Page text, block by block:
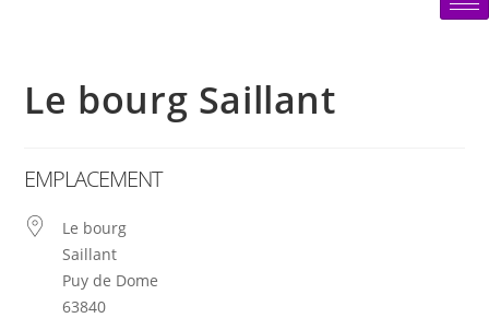
Le bourg Saillant
EMPLACEMENT
Le bourg
Saillant
Puy de Dome
63840